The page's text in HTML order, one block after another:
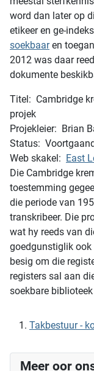
Meer oor
word dan later op
etikeer en ge-
soekbaaren
2012 was daar
dokumente
Titel: Cambridge
projek
Projekleier: Brian
Status:
Web skakel: East
Die Cambridge
toestemming
die periode van
transkribeer. Die
wat hy reeds van
goedgunstiglik ook
besig om die
registers sal aan
soekbare
Takbestuur -